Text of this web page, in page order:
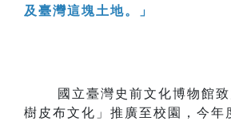
及臺灣這塊土地。」
國立臺灣史前文化博物館致
樹皮布文化」推廣至校園，今年